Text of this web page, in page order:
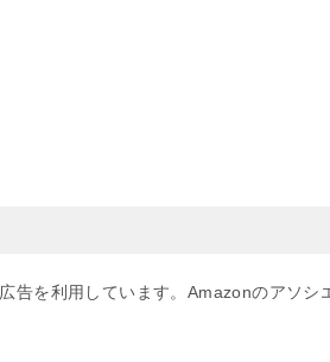
を利用しています。Amazonのアソシ